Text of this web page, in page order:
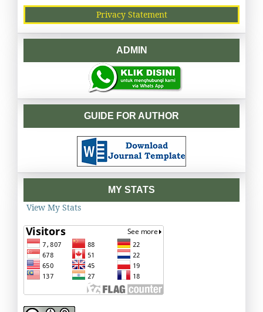
Privacy Statement
ADMIN
GUIDE FOR AUTHOR
MY STATS
View My Stats